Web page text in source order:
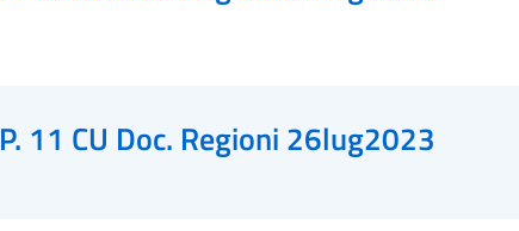
P. 11 CU Doc. Regioni 26lug2023